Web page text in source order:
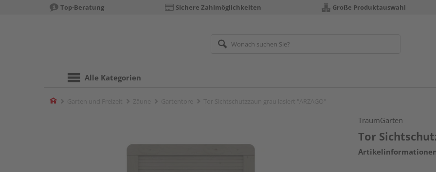
Top-Beratung Sichere Zahlmöglichkeiten Große Produktauswahl
Alle Kategorien
Home
TraumGarten
Tor